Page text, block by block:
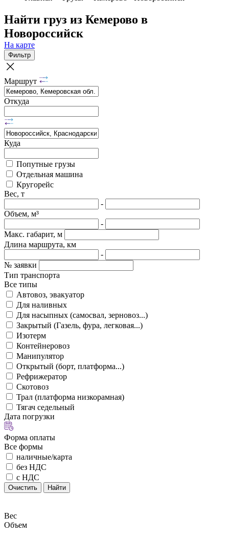
Найти груз из Кемерово в
Новороссийск
На карте
Фильтр
Маршрут
Откуда
Куда
Попутные грузы
Отдельная машина
Кругорейс
Вес, т
-
Объем, м³
-
Макс. габарит, м
Длина маршрута, км
-
№ заявки
Тип транспорта
Все типы
Автовоз, эвакуатор
Для наливных
Для насыпных (самосвал, зерновоз...)
Закрытый (Газель, фура, легковая...)
Изотерм
Контейнеровоз
Манипулятор
Открытый (борт, платформа...)
Рефрижератор
Скотовоз
Трал (платформа низкорамная)
Тягач седельный
Дата погрузки
Форма оплаты
Все формы
наличные/карта
без НДС
с НДС
Очистить Найти
Вес
Объем